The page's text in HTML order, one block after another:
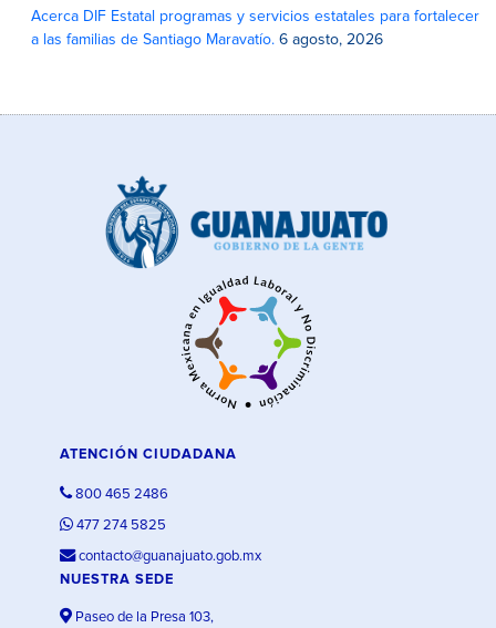
Acerca DIF Estatal programas y servicios estatales para fortalecer
a las familias de Santiago Maravatío. 6 agosto, 2026
ATENCIÓN CIUDADANA
800 465 2486
477 274 5825
contacto@guanajuato.gob.mx
NUESTRA SEDE
Paseo de la Presa 103,